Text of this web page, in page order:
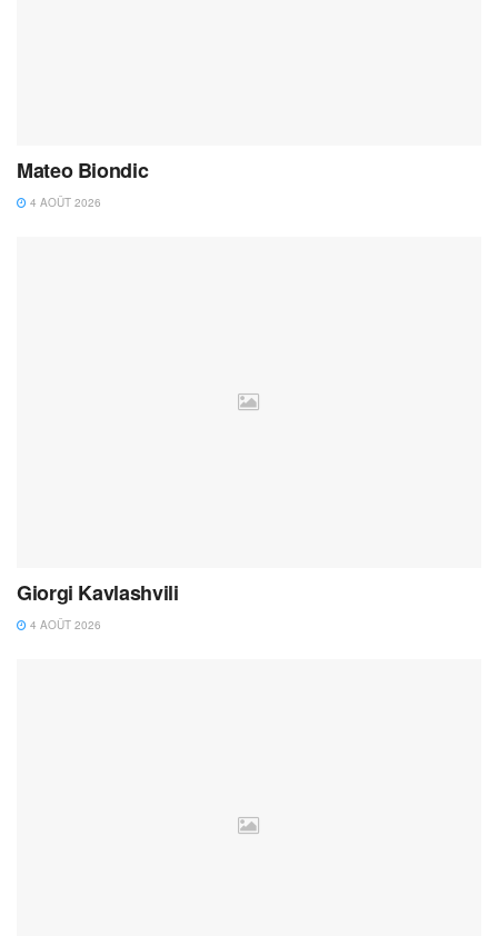
Mateo Biondic
4 AOÛT 2026
Giorgi Kavlashvili
4 AOÛT 2026